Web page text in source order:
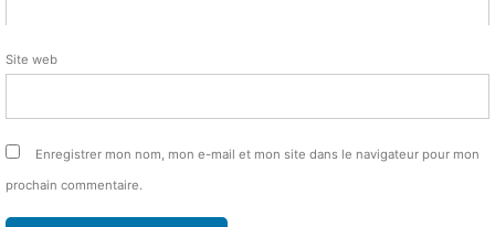
Site web
Enregistrer mon nom, mon e-mail et mon site dans le navigateur pour mon
prochain commentaire.